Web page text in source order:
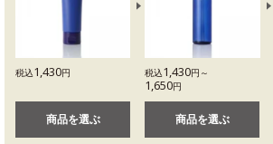
税込1,430円
商品を選ぶ
税込1,430円～
1,650円
商品を選ぶ